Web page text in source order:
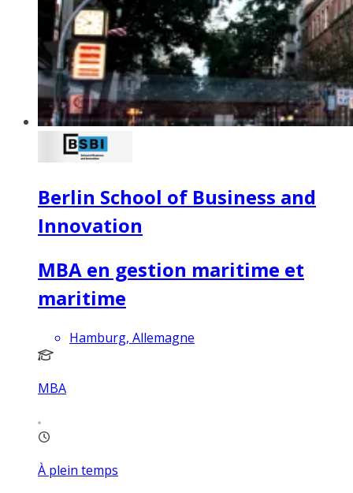
Berlin School of Business and
Innovation
MBA en gestion maritime et
maritime
Hamburg, Allemagne
MBA
À plein temps